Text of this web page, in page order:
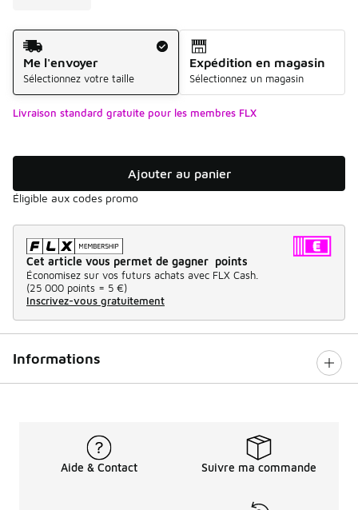
Mode d'expédition
Me l'envoyer
Sélectionnez votre taille
Expédition en magasin
Sélectionnez un magasin
Livraison standard gratuite pour les membres FLX
Ajouter au panier
Éligible aux codes promo
Cet article vous permet de gagner points
Économisez sur vos futurs achats avec FLX Cash.
(25 000 points = 5 €)
Inscrivez-vous gratuitement
Informations
Aide & Contact Suivre ma commande